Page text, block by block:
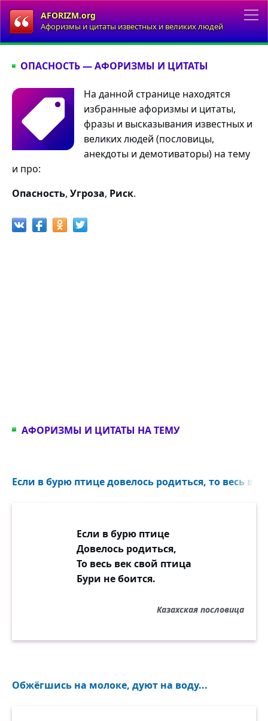
AFORIZM.org
Афоризмы и цитаты известных и великих людей
ОПАСНОСТЬ — АФОРИЗМЫ И ЦИТАТЫ
На данной странице находятся
избранные афоризмы и цитаты,
фразы и высказывания известных и
великих людей (пословицы,
анекдоты и демотиваторы) на тему
и про:
Опасность, Угроза, Риск.
АФОРИЗМЫ И ЦИТАТЫ НА ТЕМУ
Если в бурю птице довелось родиться, то весь
Если в бурю птице
Довелось родиться,
То весь век свой птица
Бури не боится.
Казахская пословица
Обжёгшись на молоке, дуют на воду...